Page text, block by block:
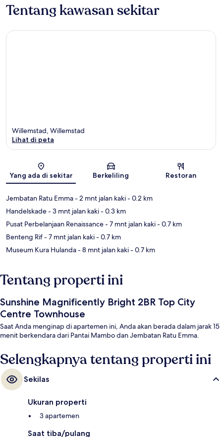
Tentang kawasan sekitar
Peta
Willemstad, Willemstad
Lihat di peta
Yang ada di sekitar Berkeliling Restoran
Jembatan Ratu Emma- 2 mnt jalan kaki- 0.2 km
Handelskade- 3 mnt jalan kaki- 0.3 km
Pusat Perbelanjaan Renaissance- 7 mnt jalan kaki- 0.7 km
Benteng Rif- 7 mnt jalan kaki- 0.7 km
Museum Kura Hulanda- 8 mnt jalan kaki- 0.7 km
Tentang properti ini
Sunshine Magnificently Bright 2BR Top City
Centre Townhouse
Saat Anda menginap di apartemen ini, Anda akan berada dalam jarak 15
menit berkendara dari Pantai Mambo dan Jembatan Ratu Emma.
Selengkapnya tentang properti ini
Sekilas
Ukuran properti
3 apartemen
Saat tiba/pulang